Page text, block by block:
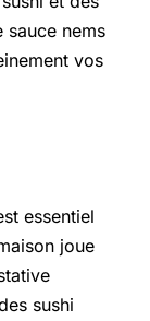
sauce nems
vos
essentiel
joue
sushi